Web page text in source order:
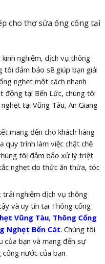
cho thợ sửa ống cống tại
nghiệm, dịch vụ thông
tôi đảm bảo sẽ giúp bạn giải
nghẹt một cách nhanh
động tại Bến Lức, chúng tôi
tại Vũng Tàu, An Giang
mang đến cho khách hàng
quy trình làm việc chặt chẽ
tôi đảm bảo xử lý triệt
nghẹt do thức ăn thừa, tóc
trải nghiệm dịch vụ thông
và uy tín tại Thông cống
Vũng Tàu, Thông Cống
Nghẹt Bến Cát. Chúng tôi
của bạn và mang đến sự
nước của bạn.